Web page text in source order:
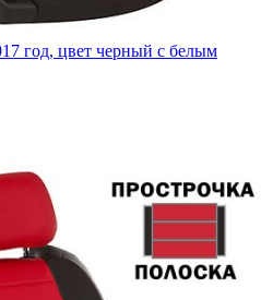
год, цвет черный с белым